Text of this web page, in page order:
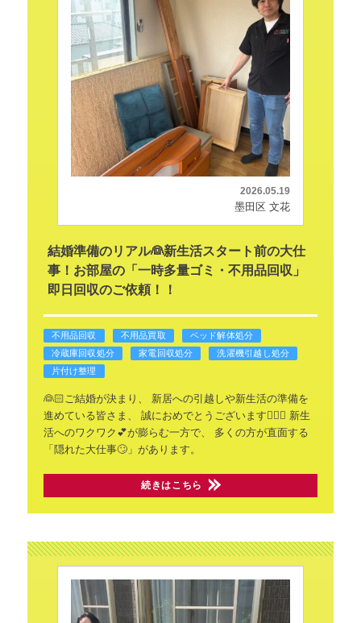
2026.05.19
墨田区 文花
結婚準備のリアル👰新生活スタート前の大仕
事！お部屋の「一時多量ゴミ・不用品回収」
即日回収のご依頼！！
不用品回収 不用品買取
ベッド解体処分
冷蔵庫回収処分
家電回収処分
洗濯機引越し処分
片付け整理
👰🏻ご結婚が決まり、
新居への引越しや新生活の準備を
進めている皆さま、
誠におめでとうございます🙇🏻‍♂️ 新生
活へのワクワク💕が膨らむ一方で、
多くの方が直面する
「隠れた大仕事🙄」があります。
続きはこちら